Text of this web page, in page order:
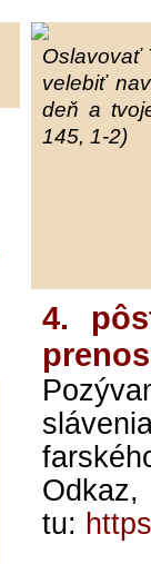
Oslavovať
velebiť
deň a
145, 1-2)
4.
prenos
tu: